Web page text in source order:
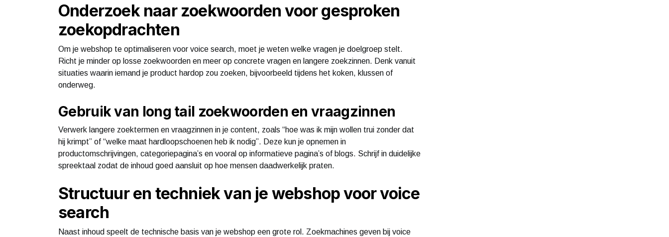
Onderzoek naar zoekwoorden voor gesproken
zoekopdrachten
Om je webshop te optimaliseren voor voice search, moet je weten welke vragen je doelgroep stelt.
Richt je minder op losse zoekwoorden en meer op concrete vragen en langere zoekzinnen. Denk vanuit
situaties waarin iemand je product hardop zou zoeken, bijvoorbeeld tijdens het koken, klussen of
onderweg.
Gebruik van long tail zoekwoorden en vraagzinnen
Verwerk langere zoektermen en vraagzinnen in je content, zoals “hoe was ik mijn wollen trui zonder dat
hij krimpt” of “welke maat hardloopschoenen heb ik nodig”. Deze kun je opnemen in
productomschrijvingen, categoriepagina’s en vooral op informatieve pagina’s of blogs. Schrijf in duidelijke
spreektaal zodat de inhoud goed aansluit op hoe mensen daadwerkelijk praten.
Structuur en techniek van je webshop voor voice
search
Naast inhoud speelt de technische basis van je webshop een grote rol. Zoekmachines geven bij voice